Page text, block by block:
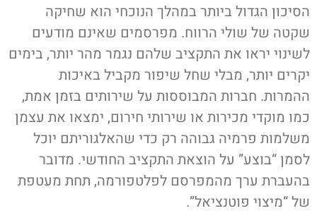
הסיכון הגדול ביותר במהלך הנוכחי הוא שחיקה
שקטה של שולי הרווח. מפרסמים שאינם מודעים
לשינוי יראו את התקציב שלהם נגמר מהר יותר, בימים
יקרים יותר, מבלי שחל שיפור מקביל באיכות
ההמרות. חברות המבוססות על שירותים בזמן אמת,
כמו מוקדי מכירות או שירותי חירום, ימצאו את עצמן
משלמות פרמיה גבוהה רק כדי שהאלגוריתם יוכל
לסמן “בוצע” על הוצאת התקציב החודשי. מדובר
בהעברת ערך מהמפרסם לפלטפורמה, תחת מעטפת
של “מיצוי פוטנציאל”.